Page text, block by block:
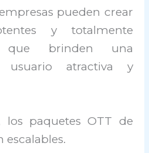
pueden crear
y totalmente
que brinden una
usuario atractiva y
los paquetes OTT de
escalables.